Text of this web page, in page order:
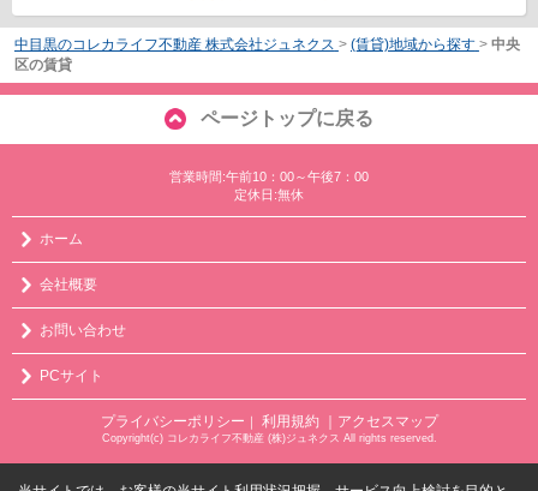
中目黒のコレカライフ不動産 株式会社ジュネクス > (賃貸)地域から探す > 中央
区の賃貸
ページトップに戻る
営業時間:午前10：00～午後7：00
定休日:無休
ホーム
会社概要
お問い合わせ
PCサイト
プライバシーポリシー ｜ 利用規約 ｜アクセスマップ
Copyright(c) コレカライフ不動産 (株)ジュネクス All rights reserved.